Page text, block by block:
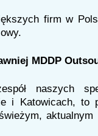
firm w
MDDP
naszych
i Katowicach, to